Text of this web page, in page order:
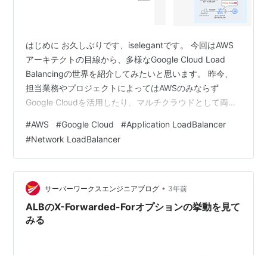
はじめに お久しぶりです、iselegantです。 今回はAWS
アーキテクトの目線から、多様なGoogle Cloud Load
Balancingの世界を紹介してみたいと思います。 昨今、
担当業務やプロジェクトによってはAWSのみならず
Google Cloudを活用したり、マルチクラウドとして両方
うか？ 特に、SI企業に所属する人においては、担当プロ
ジェクトや業務、お客様が変われば利用するクラウドサ
ービスも変わる、なんてこともよくあると思います。 私
もその道を辿ってきた一人です。 現在ではクラウドサー
ビス間においてもある程度のコモディティ化が…
#AWS #Google Cloud #Application LoadBalancer
#Network LoadBalancer
サーバーワークスエンジニアブログ • 3年前
ALBのX-Forwarded-Forオプションの挙動を見て
みる